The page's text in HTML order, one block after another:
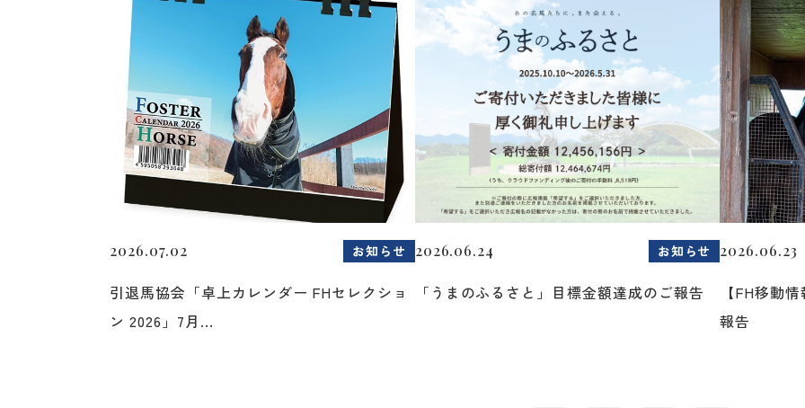
2026.07.02 お知らせ
引退馬協会「卓上カレンダー FHセレクショ
ン 2026」7月...
2026.06.24 お知らせ
「うまのふるさと」目標金額達成のご報告
2026.06.23
【FH移動
報告